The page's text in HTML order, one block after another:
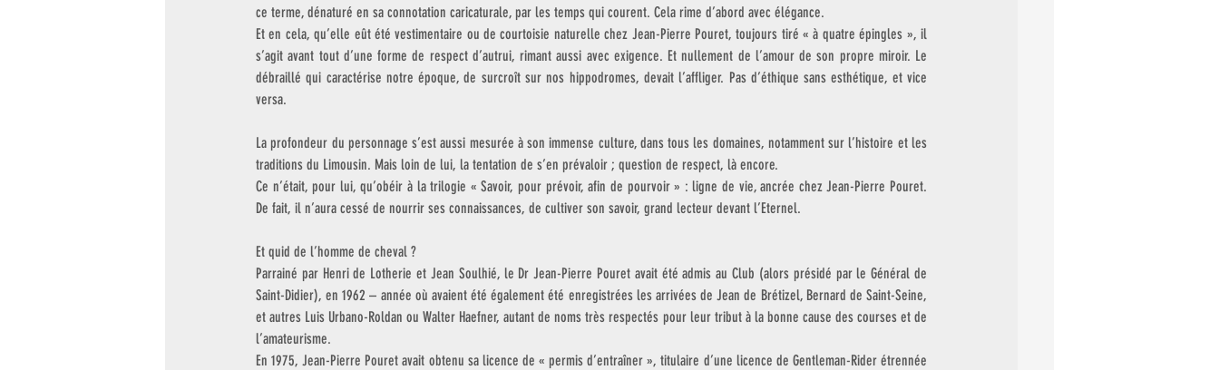
ce terme, dénaturé en sa connotation caricaturale, par les temps qui courent. Cela rime d’abord avec élégance.
Et en cela, qu’elle eût été vestimentaire ou de courtoisie naturelle chez Jean-Pierre Pouret, toujours tiré « à quatre épingles », il
s’agit avant tout d’une forme de respect d’autrui, rimant aussi avec exigence. Et nullement de l’amour de son propre miroir. Le
débraillé qui caractérise notre époque, de surcroît sur nos hippodromes, devait l’affliger. Pas d’éthique sans esthétique, et vice
versa.
La profondeur du personnage s’est aussi mesurée à son immense culture, dans tous les domaines, notamment sur l’histoire et les
traditions du Limousin. Mais loin de lui, la tentation de s’en prévaloir ; question de respect, là encore.
Ce n’était, pour lui, qu’obéir à la trilogie « Savoir, pour prévoir, afin de pourvoir » : ligne de vie, ancrée chez Jean-Pierre Pouret.
De fait, il n’aura cessé de nourrir ses connaissances, de cultiver son savoir, grand lecteur devant l’Eternel.
Et quid de l’homme de cheval ?
Parrainé par Henri de Lotherie et Jean Soulhié, le Dr Jean-Pierre Pouret avait été admis au Club (alors présidé par le Général de
Saint-Didier), en 1962 – année où avaient été également été enregistrées les arrivées de Jean de Brétizel, Bernard de Saint-Seine,
et autres Luis Urbano-Roldan ou Walter Haefner, autant de noms très respectés pour leur tribut à la bonne cause des courses et de
l’amateurisme.
En 1975, Jean-Pierre Pouret avait obtenu sa licence de « permis d’entraîner », titulaire d’une licence de Gentleman-Rider étrennée